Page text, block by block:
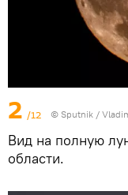
2 /12 © Sputnik /
Вид на полную
области.